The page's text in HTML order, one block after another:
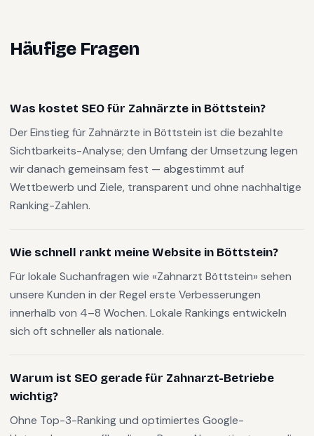
Häufige Fragen
Was kostet SEO für Zahnärzte in Böttstein?
Der Einstieg für Zahnärzte in Böttstein ist die bezahlte
Sichtbarkeits-Analyse; den Umfang der Umsetzung legen
wir danach gemeinsam fest — abgestimmt auf
Wettbewerb und Ziele, transparent und ohne nachhaltige
Ranking-Zahlen.
Wie schnell rankt meine Website in Böttstein?
Für lokale Suchanfragen wie «Zahnarzt Böttstein» sehen
unsere Kunden in der Regel erste Verbesserungen
innerhalb von 4–8 Wochen. Lokale Rankings entwickeln
sich oft schneller als nationale.
Warum ist SEO gerade für Zahnarzt-Betriebe
wichtig?
Ohne Top-3-Ranking und optimiertes Google-